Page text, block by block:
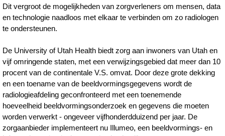
Dit vergroot de mogelijkheden van zorgverleners om mensen, data
en technologie naadloos met elkaar te verbinden om zo radiologen
te ondersteunen.
De University of Utah Health biedt zorg aan inwoners van Utah en
vijf omringende staten, met een verwijzingsgebied dat meer dan 10
procent van de continentale V.S. omvat. Door deze grote dekking
en een toename van de beeldvormingsgegevens wordt de
radiologieafdeling geconfronteerd met een toenemende
hoeveelheid beeldvormingsonderzoek en gegevens die moeten
worden verwerkt - ongeveer vijfhonderdduizend per jaar. De
zorgaanbieder implementeert nu Illumeo, een beeldvormings- en